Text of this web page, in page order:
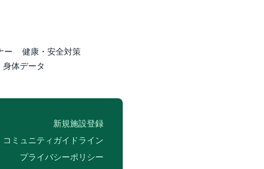
ー
健康・安全対策
身体データ
新規施設登録
コミュニティガイドライン
プライバシーポリシー